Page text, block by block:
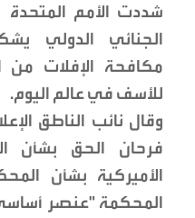
شددت الأمم
الجنائي الدولي
مكافحة الإفلات من
للأسف في عالم اليوم.
وقال نائب الناطق
فرحان الحق بشأن
الأميركية بشأن
المحكمة "عنصر